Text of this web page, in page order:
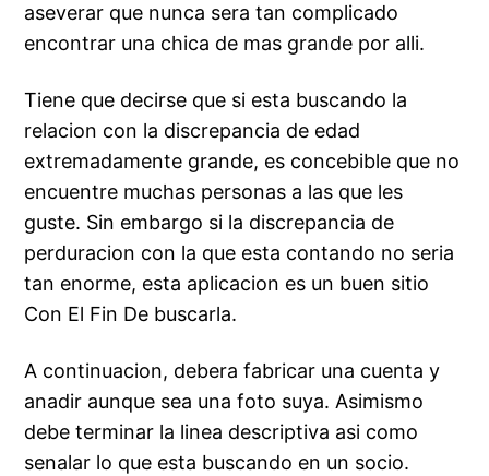
aseverar que nunca sera tan complicado
encontrar una chica de mas grande por alli.
Tiene que decirse que si esta buscando la
relacion con la discrepancia de edad
extremadamente grande, es concebible que no
encuentre muchas personas a las que les
guste. Sin embargo si la discrepancia de
perduracion con la que esta contando no seri­a
tan enorme, esta aplicacion es un buen sitio
Con El Fin De buscarla.
A continuacion, debera fabricar una cuenta y
anadir aunque sea una foto suya. Asimismo
debe terminar la linea descriptiva asi­ como
senalar lo que esta buscando en un socio.